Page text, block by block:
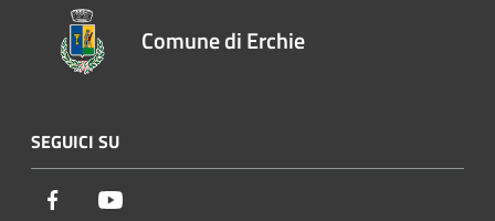
Comune di Erchie
SEGUICI SU
Facebook